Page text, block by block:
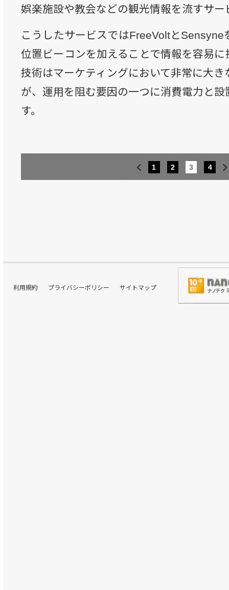
娯楽施設や教会などの観光情報を流すサー
こうしたサービスではFreeVoltとSensyne
位置ビーコンを加えることで情報を容易
技術はマーケティングにおいて非常に大
が、運用を阻む要因の一つに消費電力と
す。
1 2 3 4
利用規約 プライバシーポリシー サイトマップ